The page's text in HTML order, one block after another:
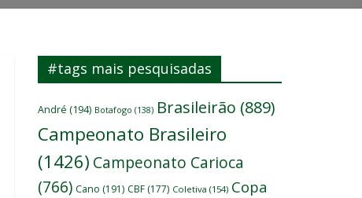
#tags mais pesquisadas
André (194) Botafogo (138) Brasileirão (889)
Campeonato Brasileiro
(1426) Campeonato Carioca
(766) Cano (191) CBF (177) Coletiva (154) Copa